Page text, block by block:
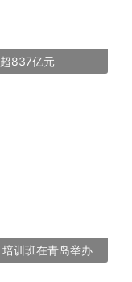
837亿元
训班在青岛举办